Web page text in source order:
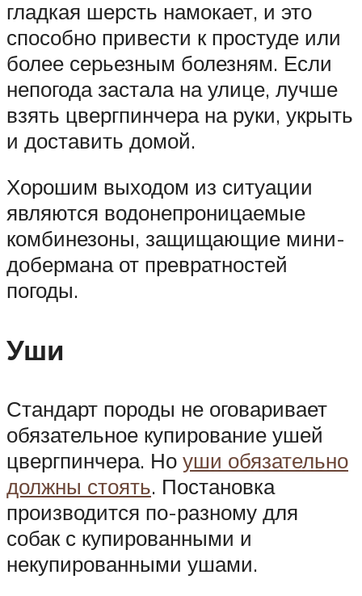
гладкая шерсть намокает, и это
способно привести к простуде или
более серьезным болезням. Если
непогода застала на улице, лучше
взять цвергпинчера на руки, укрыть
и доставить домой.
Хорошим выходом из ситуации
являются водонепроницаемые
комбинезоны, защищающие мини-
добермана от превратностей
погоды.
Уши
Стандарт породы не оговаривает
обязательное купирование ушей
цвергпинчера. Но уши обязательно
должны стоять. Постановка
производится по-разному для
собак с купированными и
некупированными ушами.